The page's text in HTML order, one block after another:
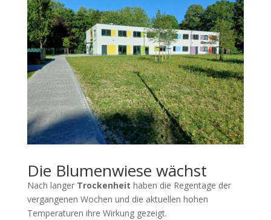
Die Blumenwiese wächst
Nach langer Trockenheit haben die Regentage der
vergangenen Wochen und die aktuellen hohen
Temperaturen ihre Wirkung gezeigt.